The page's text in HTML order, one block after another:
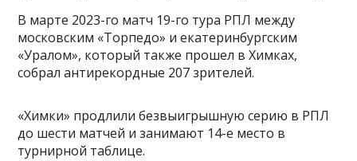
В марте 2023-го матч 19-го тура РПЛ между
московским «Торпедо» и екатеринбургским
«Уралом», который также прошел в Химках,
собрал антирекордные 207 зрителей.
«Химки» продлили безвыигрышную серию в РПЛ
до шести матчей и занимают 14-е место в
турнирной таблице.